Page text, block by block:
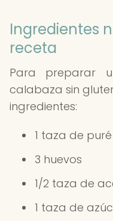
Ingredientes
receta
Para preparar
calabaza sin
ingredientes:
1 taza de
3 huevos
1/2 taza de
1 taza de